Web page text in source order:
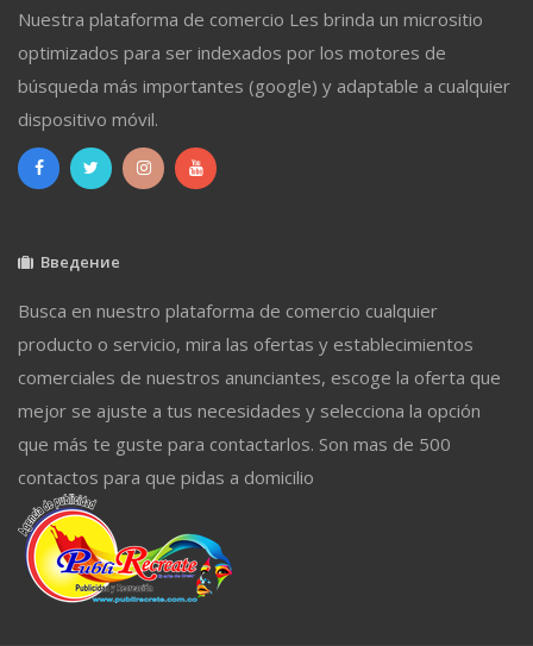
Nuestra plataforma de comercio Les brinda un micrositio
optimizados para ser indexados por los motores de
búsqueda más importantes (google) y adaptable a cualquier
dispositivo móvil.
Введение
Busca en nuestro plataforma de comercio cualquier
producto o servicio, mira las ofertas y establecimientos
comerciales de nuestros anunciantes, escoge la oferta que
mejor se ajuste a tus necesidades y selecciona la opción
que más te guste para contactarlos. Son mas de 500
contactos para que pidas a domicilio